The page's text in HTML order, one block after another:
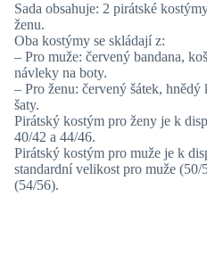
Sada obsahuje: 2 pirátské
ženu.
Oba kostýmy se skládají z:
– Pro muže: červený bandana,
návleky na boty.
– Pro ženu: červený šátek, hnědý
šaty.
Pirátský kostým pro ženy je k
40/42 a 44/46.
Pirátský kostým pro muže je k
standardní velikost pro muže
(54/56).